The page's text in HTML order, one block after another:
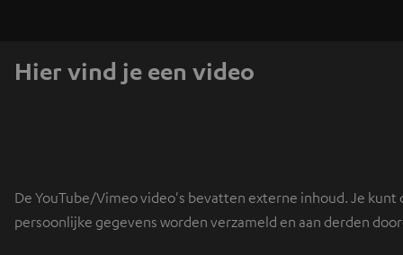
Hier vind je een video
De YouTube/Vimeo video's bevatten externe inhoud. Je
persoonlijke gegevens worden verzameld en aan derden